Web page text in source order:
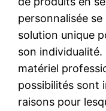
personnalisée
solution unique
son individualité.
matériel
possibilités sont
raisons pour